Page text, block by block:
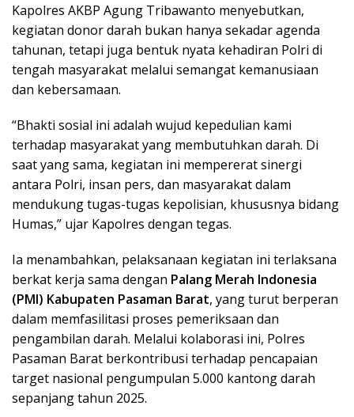
Kapolres AKBP Agung Tribawanto menyebutkan,
kegiatan donor darah bukan hanya sekadar agenda
tahunan, tetapi juga bentuk nyata kehadiran Polri di
tengah masyarakat melalui semangat kemanusiaan
dan kebersamaan.
“Bhakti sosial ini adalah wujud kepedulian kami
terhadap masyarakat yang membutuhkan darah. Di
saat yang sama, kegiatan ini mempererat sinergi
antara Polri, insan pers, dan masyarakat dalam
mendukung tugas-tugas kepolisian, khususnya bidang
Humas,” ujar Kapolres dengan tegas.
Ia menambahkan, pelaksanaan kegiatan ini terlaksana
berkat kerja sama dengan Palang Merah Indonesia
(PMI) Kabupaten Pasaman Barat, yang turut berperan
dalam memfasilitasi proses pemeriksaan dan
pengambilan darah. Melalui kolaborasi ini, Polres
Pasaman Barat berkontribusi terhadap pencapaian
target nasional pengumpulan 5.000 kantong darah
sepanjang tahun 2025.